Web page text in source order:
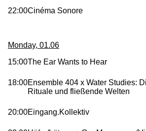
22:00Cinéma Sonore
Monday, 01.06
15:00The Ear Wants to Hear
18:00Ensemble 404 x Water Studies:
Rituale und fließende Welten
20:00Eingang.Kollektiv